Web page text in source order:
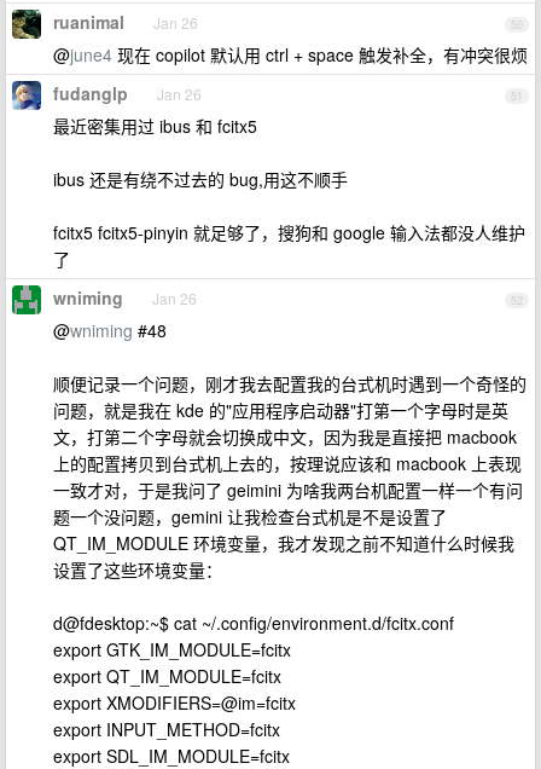
50
ruanimal Jan 26
@june4 现在 copilot 默认用 ctrl + space 触发补全，有冲突很烦
51
fudanglp Jan 26
最近密集用过 ibus 和 fcitx5
ibus 还是有绕不过去的 bug,用这不顺手
fcitx5 fcitx5-pinyin 就足够了，搜狗和 google 输入法都没人维护
了
52
wniming Jan 26
@wniming #48
顺便记录一个问题，刚才我去配置我的台式机时遇到一个奇怪的
问题，就是我在 kde 的"应用程序启动器"打第一个字母时是英
文，打第二个字母就会切换成中文，因为我是直接把 macbook
上的配置拷贝到台式机上去的，按理说应该和 macbook 上表现
一致才对，于是我问了 geimini 为啥我两台机配置一样一个有问
题一个没问题，gemini 让我检查台式机是不是设置了
QT_IM_MODULE 环境变量，我才发现之前不知道什么时候我
设置了这些环境变量：
d@fdesktop:~$ cat ~/.config/environment.d/fcitx.conf
export GTK_IM_MODULE=fcitx
export QT_IM_MODULE=fcitx
export XMODIFIERS=@im=fcitx
export INPUT_METHOD=fcitx
export SDL_IM_MODULE=fcitx